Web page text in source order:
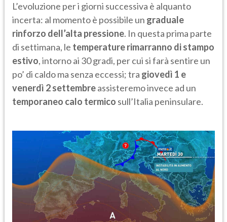
L’evoluzione per i giorni successiva è alquanto
incerta: al momento è possibile un graduale
rinforzo dell’alta pressione. In questa prima parte
di settimana, le temperature rimarranno di stampo
estivo, intorno ai 30 gradi, per cui si farà sentire un
po’ di caldo ma senza eccessi; tra giovedì 1 e
venerdì 2 settembreassisteremo invece ad un
temporaneo calo termico sull’Italia peninsulare.